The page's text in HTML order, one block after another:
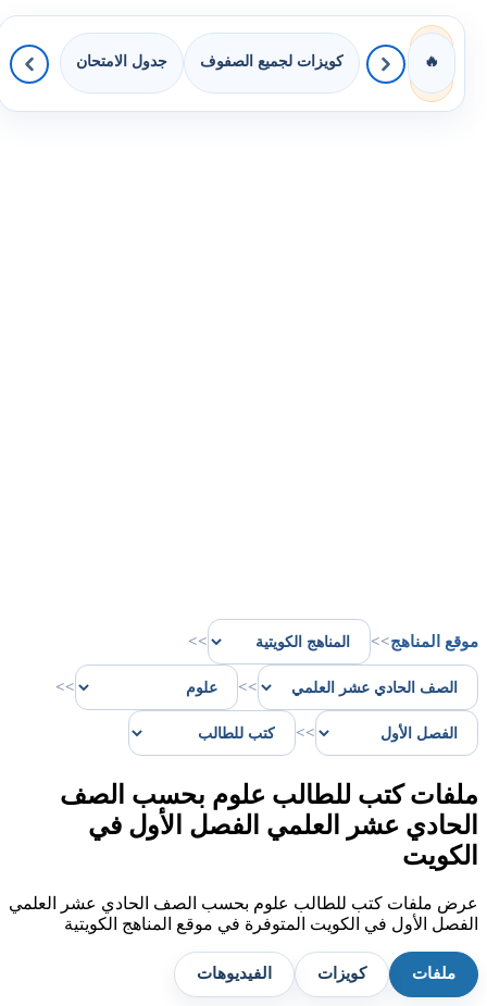
🔥 كويزات لجميع الصفوف جدول الامتحان
موقع المناهج>>
>>
>>
>>
>>
ملفات كتب للطالب علوم بحسب الصف
الحادي عشر العلمي الفصل الأول في
الكويت
عرض ملفات كتب للطالب علوم بحسب الصف الحادي عشر العلمي
الفصل الأول في الكويت المتوفرة في موقع المناهج الكويتية
ملفات كويزات الفيديوهات